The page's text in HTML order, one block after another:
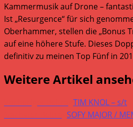
Kammermusik auf Drone –
Ist „Resurgence“ für sich
Oberhammer, stellen die „Bonus
auf eine höhere Stufe. Dieses
definitiv zu meinen Top Fünf in
Weitere Artikel
TIM KNOL – s/t
SOFY MAJOR /